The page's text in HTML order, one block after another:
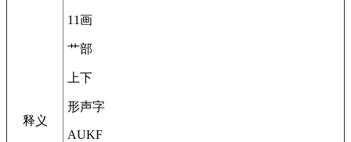
释义
11画
艹部
上下
形声字
AUKF